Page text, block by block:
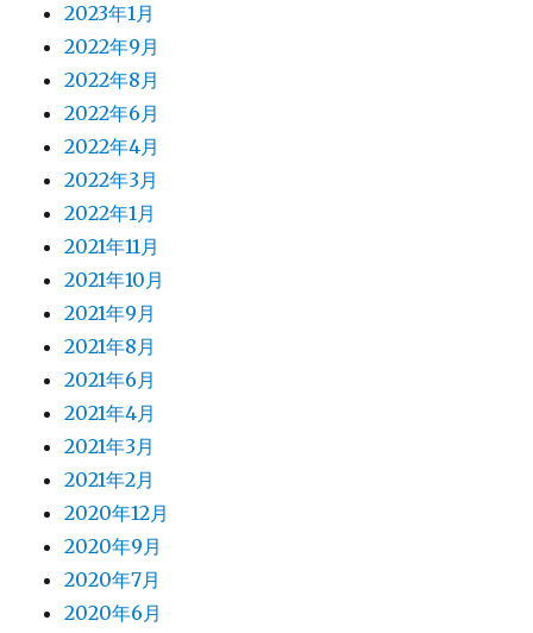
2023年1月
2022年9月
2022年8月
2022年6月
2022年4月
2022年3月
2022年1月
2021年11月
2021年10月
2021年9月
2021年8月
2021年6月
2021年4月
2021年3月
2021年2月
2020年12月
2020年9月
2020年7月
2020年6月